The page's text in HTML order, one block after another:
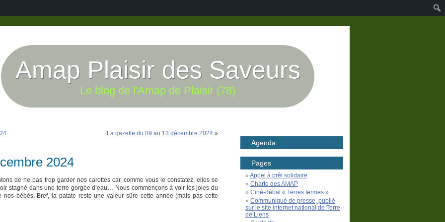
Amap Plaisir des Saveurs
Le blog de l'Amap de Plaisir (78)
La gazette du 09 au 13 décembre 2024 »
2024
de ne pas trop garder nos carottes car, comme vous le constatez, elles se
stagné dans une terre gorgée d’eau… Nous commençons à voir les joies du
nos bébés. Bref, la patate reste une valeur sûre cette année (mais pas cette
Agenda
Pages
Appel à prêt solidaire
Charte des AMAP
Ciné-débat « Terres fermes »
Communiqué de presse, publié
sur le site internet national de Terre
de Liens